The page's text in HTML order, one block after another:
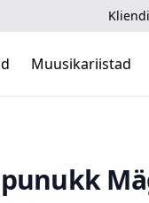
Muusikariistad